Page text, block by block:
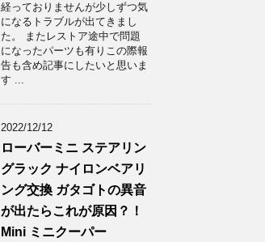
経っておりませんが少しずつ気
になるトラブルが出てきまし
た。 またレストア途中で問題
になったパーツも有りこの際報
告も含め記事にしたいと思いま
す ...
2022/12/12
ローバーミニ ステアリン
グラック ナイロンベアリ
ング交換 ガタゴトの異音
が出たらこれが原因？！
Mini ミニクーパー